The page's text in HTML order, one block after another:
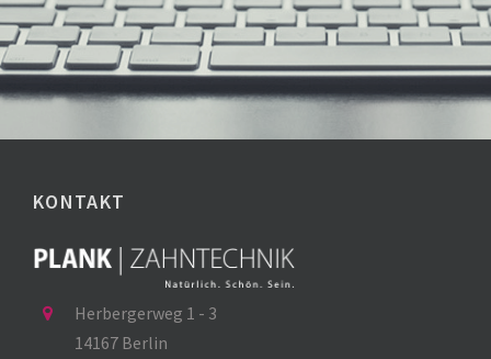
KONTAKT
Herbergerweg 1 - 3
14167 Berlin